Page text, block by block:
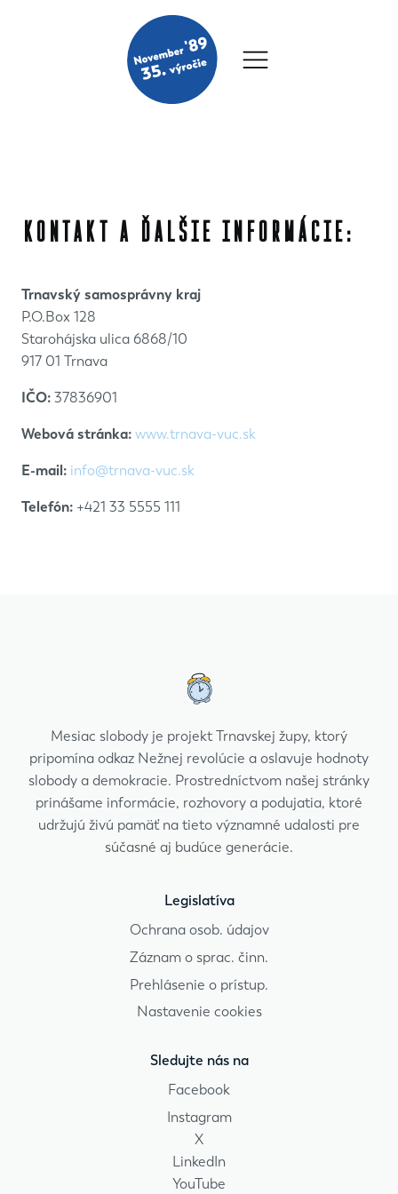
Kontakt a ďalšie informácie:
Trnavský samosprávny kraj
P.O.Box 128
Starohájska ulica 6868/10
917 01 Trnava
IČO:37836901
Webová stránka:www.trnava-vuc.sk
E-mail: info@trnava-vuc.sk
Telefón: +421 33 5555 111
Mesiac slobody je projekt Trnavskej župy, ktorý
pripomína odkaz Nežnej revolúcie a oslavuje hodnoty
slobody a demokracie. Prostredníctvom našej stránky
prinášame informácie, rozhovory a podujatia, ktoré
udržujú živú pamäť na tieto významné udalosti pre
súčasné aj budúce generácie.
Legislatíva
Ochrana osob. údajov
Záznam o sprac. činn.
Prehlásenie o prístup.
Nastavenie cookies
Sledujte nás na
Facebook
Instagram
X
LinkedIn
YouTube